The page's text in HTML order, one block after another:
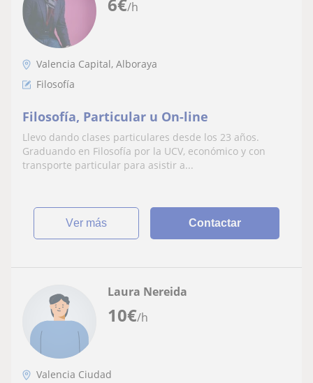
/h
Valencia Capital, Alboraya
Filosofía
Filosofía, Particular u On-line
Llevo dando clases particulares desde los 23 años.
Graduando en Filosofía por la UCV, económico y con
transporte particular para asistir a...
ver más Contactar
10€/h
Laura Nereida
Valencia Ciudad